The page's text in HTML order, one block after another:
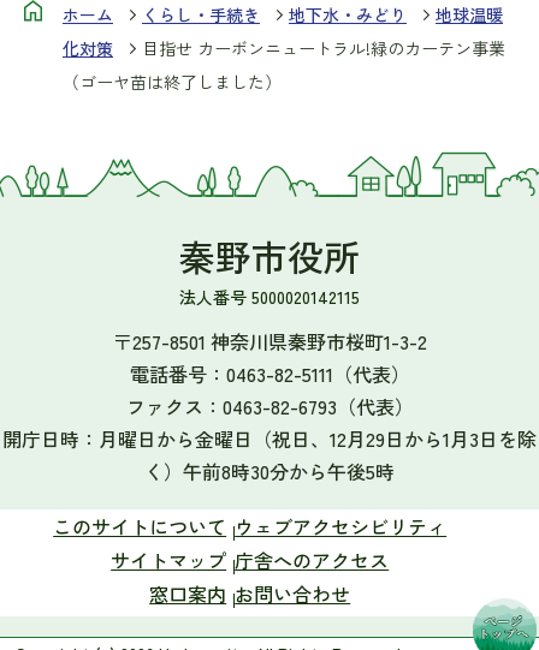
ホーム くらし・手続き 地下水・みどり
地球温暖
化対策
目指せ カーボンニュートラル!緑のカーテン事業
（ゴーヤ苗は終了しました）
秦野市役所
法人番号 5000020142115
〒257-8501 神奈川県秦野市桜町1-3-2
電話番号： 0463-82-5111 （代表）
ファクス： 0463-82-6793 （代表）
開庁日時：月曜日から金曜日（祝日、12月29日から1月3日を除
く）午前8時30分から午後5時
このサイトについて ウェブアクセシビリティ
サイトマップ 庁舎へのアクセス
窓口案内 お問い合わせ